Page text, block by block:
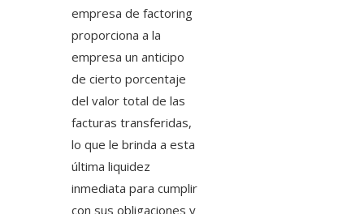
empresa de factoring
proporciona a la
empresa un anticipo
de cierto porcentaje
del valor total de las
facturas transferidas,
lo que le brinda a esta
última liquidez
inmediata para cumplir
con sus obligaciones y